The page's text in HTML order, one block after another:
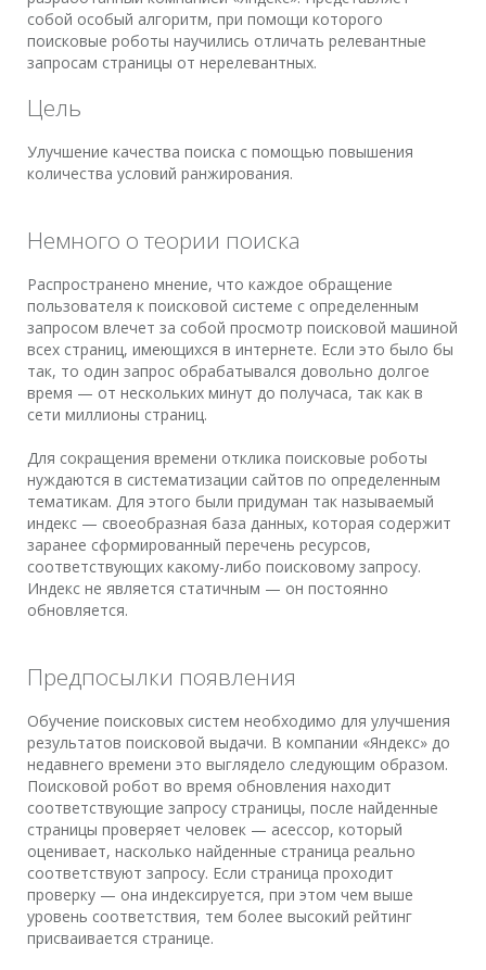
собой особый алгоритм, при помощи которого
поисковые роботы научились отличать релевантные
запросам страницы от нерелевантных.
Цель
Улучшение качества поиска с помощью повышения
количества условий ранжирования.
Немного о теории поиска
Распространено мнение, что каждое обращение
пользователя к поисковой системе с определенным
запросом влечет за собой просмотр поисковой машиной
всех страниц, имеющихся в интернете. Если это было бы
так, то один запрос обрабатывался довольно долгое
время — от нескольких минут до получаса, так как в
сети миллионы страниц.
Для сокращения времени отклика поисковые роботы
нуждаются в систематизации сайтов по определенным
тематикам. Для этого были придуман так называемый
индекс — своеобразная база данных, которая содержит
заранее сформированный перечень ресурсов,
соответствующих какому-либо поисковому запросу.
Индекс не является статичным — он постоянно
обновляется.
Предпосылки появления
Обучение поисковых систем необходимо для улучшения
результатов поисковой выдачи. В компании «Яндекс» до
недавнего времени это выглядело следующим образом.
Поисковой робот во время обновления находит
соответствующие запросу страницы, после найденные
страницы проверяет человек — асессор, который
оценивает, насколько найденные страница реально
соответствуют запросу. Если страница проходит
проверку — она индексируется, при этом чем выше
уровень соответствия, тем более высокий рейтинг
присваивается странице.